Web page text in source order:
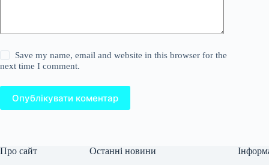
Save my name, email and website in this browser for the
next time I comment.
Опублікувати коментар
Про сайт Останні новини